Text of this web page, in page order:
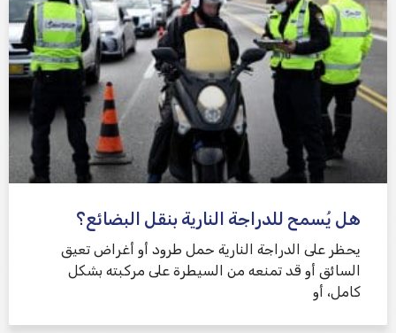
هل يُسمح للدراجة النارية بنقل البضائع؟
يحظر على الدراجة النارية حمل طرود أو أغراض تعيق
السائق أو قد تمنعه من السيطرة على مركبته بشكل
كامل، أو